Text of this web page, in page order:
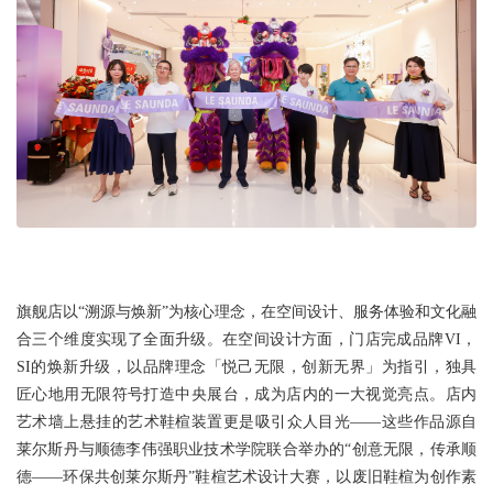
旗舰店以“溯源与焕新”为核心理念，在空间设计、服务体验和文化融
合三个维度实现了全面升级。在空间设计方面，门店完成品牌VI，
SI的焕新升级，以品牌理念「悦己无限，创新无界」为指引，独具
匠心地用无限符号打造中央展台，成为店内的一大视觉亮点。店内
艺术墙上悬挂的艺术鞋楦装置更是吸引众人目光——这些作品源自
莱尔斯丹与顺德李伟强职业技术学院联合举办的“创意无限，传承顺
德——环保共创莱尔斯丹”鞋楦艺术设计大赛，以废旧鞋楦为创作素